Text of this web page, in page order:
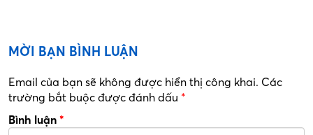
MỜI BẠN BÌNH LUẬN
Email của bạn sẽ không được hiển thị công khai. Các
trường bắt buộc được đánh dấu *
Bình luận *